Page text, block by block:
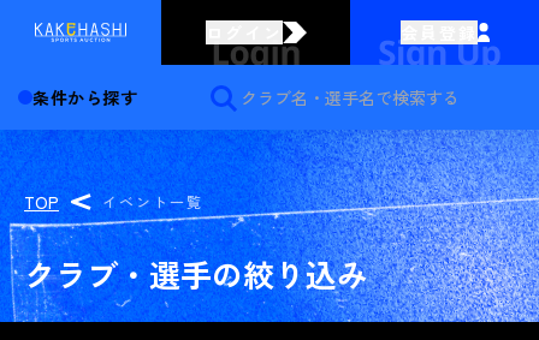
条件から探す
TOP イベント一覧
クラブ・選手の絞り込み